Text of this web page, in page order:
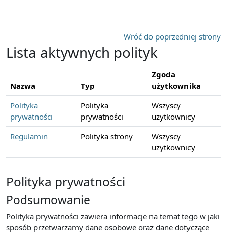
Wróć do poprzedniej strony
Lista aktywnych polityk
Nazwa Typ
Zgoda
użytkownika
Polityka
prywatności
Polityka
prywatności
Wszyscy
użytkownicy
Regulamin
Polityka strony
Wszyscy
użytkownicy
Polityka prywatności
Podsumowanie
Polityka prywatności zawiera informacje na temat tego w jaki
sposób przetwarzamy dane osobowe oraz dane dotyczące